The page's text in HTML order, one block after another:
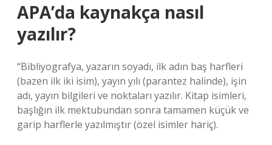
APA’da kaynakça nasıl
yazılır?
“Bibliyografya, yazarın soyadı, ilk adın baş harfleri
(bazen ilk iki isim), yayın yılı (parantez halinde), işin
adı, yayın bilgileri ve noktaları yazılır. Kitap isimleri,
başlığın ilk mektubundan sonra tamamen küçük ve
garip harflerle yazılmıştır (özel isimler hariç).